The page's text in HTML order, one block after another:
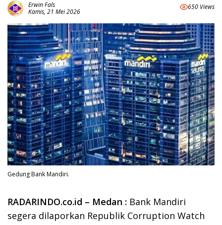
Erwin Fals
Kamis, 21 Mei 2026
650 Views
Gedung Bank Mandiri.
RADARINDO.co.id – Medan : Bank Mandiri
segera dilaporkan Republik Corruption Watch